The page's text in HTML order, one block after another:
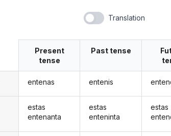
Translation
Present
tense
entenas
estas
entenanta
Past tense
entenis
estas
enteninta
estas